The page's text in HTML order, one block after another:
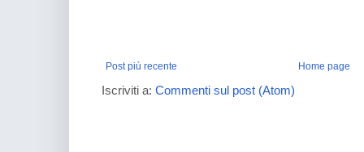
Post più recente Home page
Iscriviti a: Commenti sul post (Atom)